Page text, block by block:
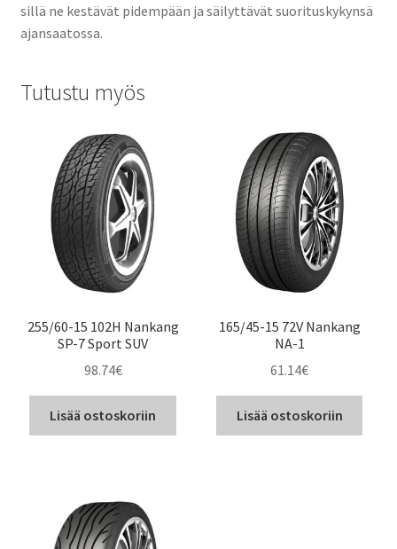
sillä ne kestävät pidempään ja säilyttävät suorituskykynsä
ajansaatossa.
Tutustu myös
255/60-15 102H Nankang
SP-7 Sport SUV
98.74€
Lisää ostoskoriin
165/45-15 72V Nankang
NA-1
61.14€
Lisää ostoskoriin